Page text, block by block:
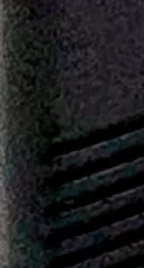
vapaakiertoventtiileihin
(mm) Teho (W)
13,25 19
1
13,25 19
1